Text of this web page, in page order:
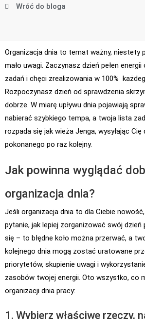
Wróć do bloga
Organizacja dnia to temat ważny, niestety
mało uwagi. Zaczynasz dzień pełen
zadań i chęci zrealizowania w 100%
Rozpoczynasz dzień od sprawdzenia
dobrze. W miarę upływu dnia pojawiają
nabierać szybkiego tempa, a twoja lista
rozpada się jak wieża Jenga, wysyłając Cię
pokonanego po raz kolejny.
Jak powinna wyglądać
organizacja dnia?
Jeśli organizacja dnia to dla Ciebie
pytanie, jak lepiej zorganizować swój dzień
się – to błędne koło można przerwać, a
kolejnego dnia mogą zostać uratowane
priorytetów, skupienie uwagi i
zasobów twojej energii. Oto wszystko, co
organizacji dnia pracy:
1. Wybierz właściwe rzeczy,